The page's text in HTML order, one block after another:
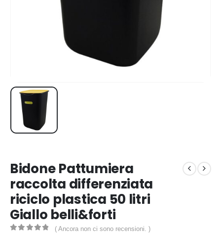
Bidone Pattumiera
raccolta differenziata
riciclo plastica 50 litri
Giallo belli&forti
( Ancora non ci sono recensioni. )